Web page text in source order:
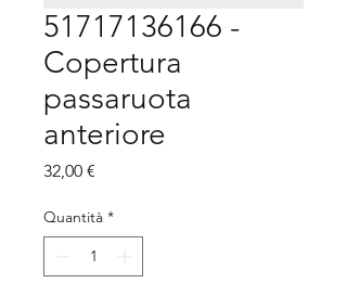
51717136166 -
Copertura
passaruota
anteriore
32,00 €
Quantità *